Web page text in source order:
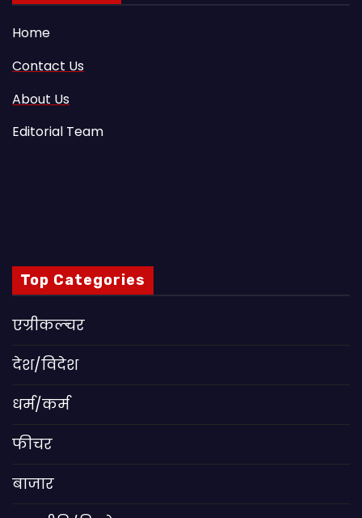
Home
Contact Us
About Us
Editorial Team
Top Categories
एग्रीकल्चर
देश/विदेश
धर्म/कर्म
फीचर
बाजार